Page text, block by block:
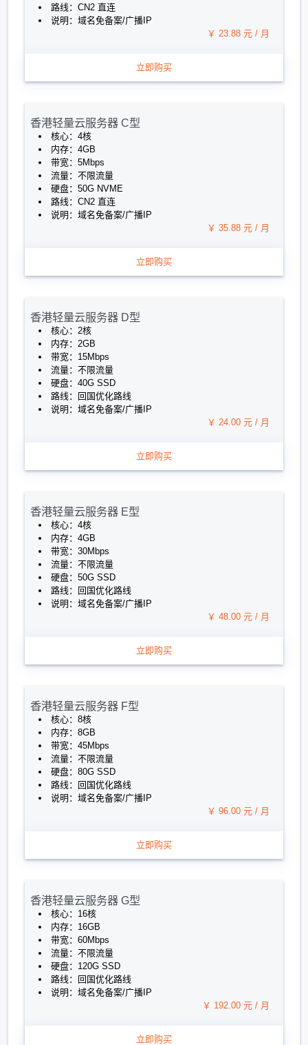
路线：CN2 直连
说明：域名免备案/广播IP
￥ 23.88 元 / 月
立即购买
香港轻量云服务器 C型
核心：4核
内存：4GB
带宽：5Mbps
流量：不限流量
硬盘：50G NVME
路线：CN2 直连
说明：域名免备案/广播IP
￥ 35.88 元 / 月
立即购买
香港轻量云服务器 D型
核心：2核
内存：2GB
带宽：15Mbps
流量：不限流量
硬盘：40G SSD
路线：回国优化路线
说明：域名免备案/广播IP
￥ 24.00 元 / 月
立即购买
香港轻量云服务器 E型
核心：4核
内存：4GB
带宽：30Mbps
流量：不限流量
硬盘：50G SSD
路线：回国优化路线
说明：域名免备案/广播IP
￥ 48.00 元 / 月
立即购买
香港轻量云服务器 F型
核心：8核
内存：8GB
带宽：45Mbps
流量：不限流量
硬盘：80G SSD
路线：回国优化路线
说明：域名免备案/广播IP
￥ 96.00 元 / 月
立即购买
香港轻量云服务器 G型
核心：16核
内存：16GB
带宽：60Mbps
流量：不限流量
硬盘：120G SSD
路线：回国优化路线
说明：域名免备案/广播IP
￥ 192.00 元 / 月
立即购买